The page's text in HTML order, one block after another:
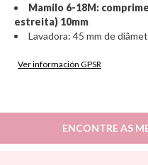
Mamilo 6-18M:
estreita) 10mm
Lavadora: 45 mm de
Ver información GPSR
sobre Seguridad General
ENCONTRE AS